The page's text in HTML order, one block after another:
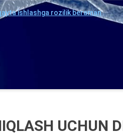
ishlashga rozilik beraman
UCHUN